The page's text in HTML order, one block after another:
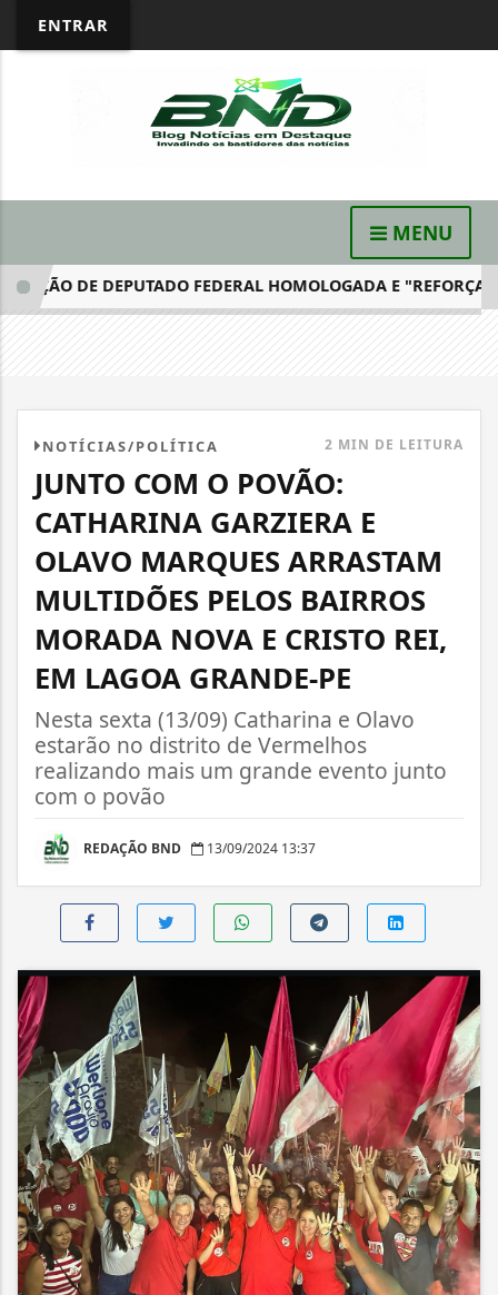
ENTRAR
MENU
DE DEPUTADO FEDERAL HOMOLOGADA E "REFORÇA A...
NOTÍCIAS/POLÍTICA 2 MIN DE LEITURA
JUNTO COM O POVÃO:
CATHARINA GARZIERA E
OLAVO MARQUES ARRASTAM
MULTIDÕES PELOS BAIRROS
MORADA NOVA E CRISTO REI,
EM LAGOA GRANDE-PE
Nesta sexta (13/09) Catharina e Olavo
estarão no distrito de Vermelhos
realizando mais um grande evento junto
com o povão
REDAÇÃO BND 13/09/2024 13:37